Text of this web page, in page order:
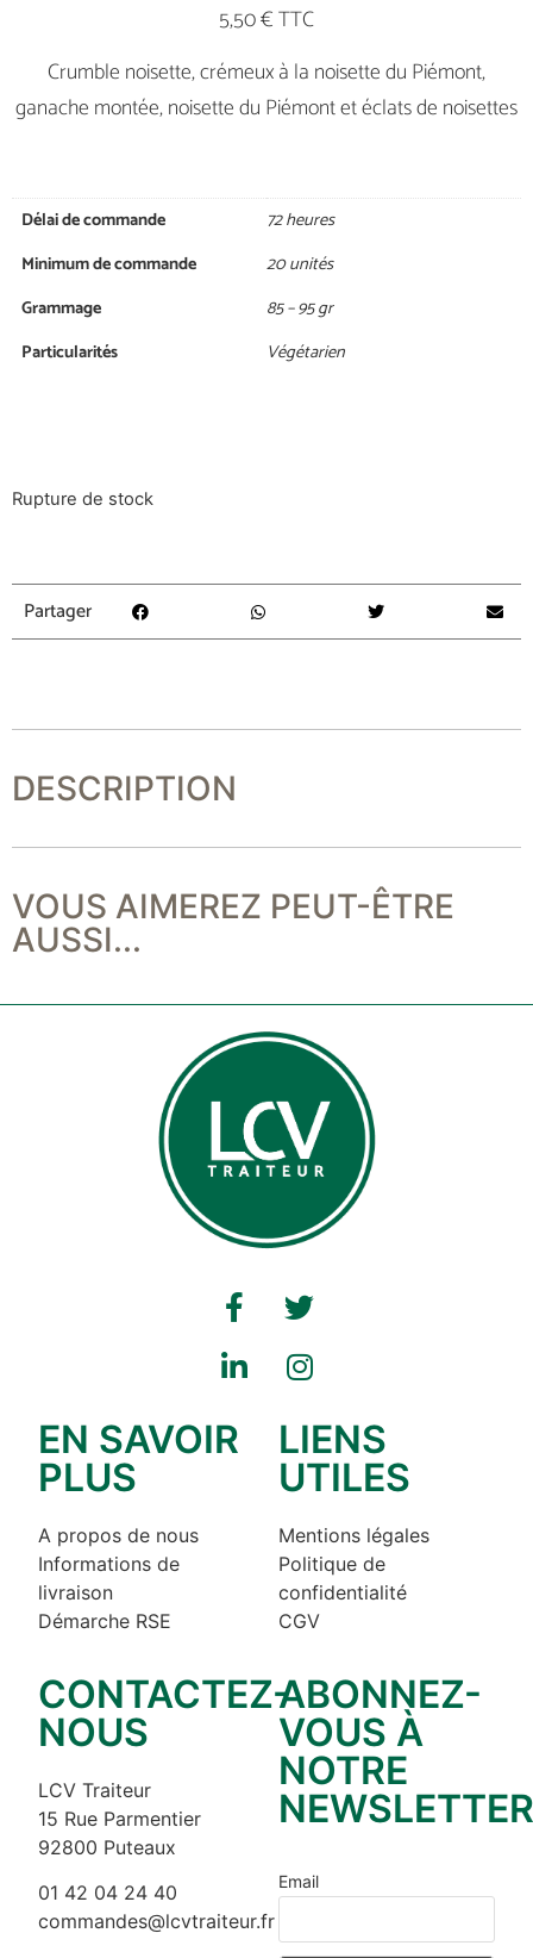
5,50 € TTC
Crumble noisette, crémeux à la noisette du Piémont,
ganache montée, noisette du Piémont et éclats de noisettes
Délai de commande
72 heures
Minimum de commande
20 unités
Grammage
85 – 95 gr
Particularités
Végétarien
Rupture de stock
Partager
DESCRIPTION
VOUS AIMEREZ PEUT-ÊTRE
AUSSI...
EN SAVOIR
PLUS
A propos de nous
Informations de
livraison
Démarche RSE
LIENS
UTILES
Mentions légales
Politique de
confidentialité
CGV
CONTACTEZ-
NOUS
LCV Traiteur
15 Rue Parmentier
92800 Puteaux
01 42 04 24 40
commandes@lcvtraiteur.fr
ABONNEZ-
VOUS À
NOTRE
NEWSLETTER
Email